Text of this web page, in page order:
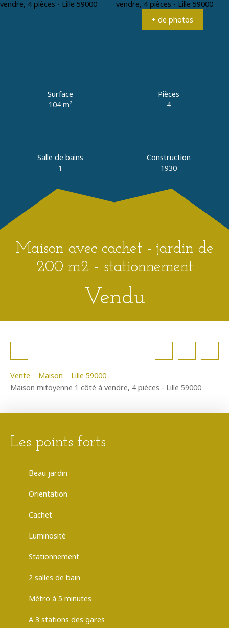
Estimation +33 3 20 89 01 79
+ de photos
Surface
104m²
Pièces
4
Salle de bains
1
Construction
1930
Maison avec cachet - jardin de
200 m2 - stationnement
Vendu
Vente Maison
Lille 59000
Maison mitoyenne 1 côté à vendre, 4 pièces - Lille 59000
Les points forts
Beau jardin
Orientation
Cachet
Luminosité
Stationnement
2 salles de bain
Métro à 5 minutes
A 3 stations des gares